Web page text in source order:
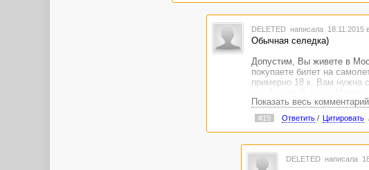
DELETED написала 18.11.2015
Обычная селедка)
Допустим, Вы живете в
покупаете билет на
примерно 18 к. Вам нужна
хрен с ней?
Показать весь комментарий
#19 Ответить/ Цитировать
DELETED написала